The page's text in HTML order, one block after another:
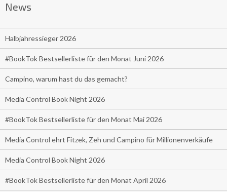
News
Halbjahressieger 2026
#BookTok Bestsellerliste für den Monat Juni 2026
Campino, warum hast du das gemacht?
Media Control Book Night 2026
#BookTok Bestsellerliste für den Monat Mai 2026
Media Control ehrt Fitzek, Zeh und Campino für Millionenverkäufe
Media Control Book Night 2026
#BookTok Bestsellerliste für den Monat April 2026